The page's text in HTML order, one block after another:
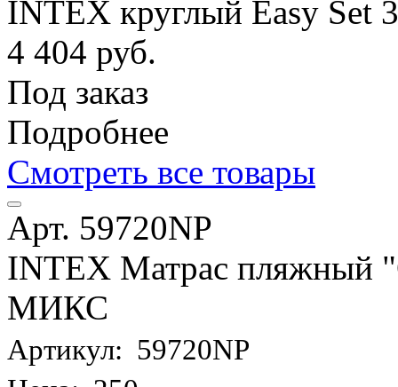
INTEX круглый Easy Set
4 404 руб.
Под заказ
Подробнее
Смотреть все товары
Арт. 59720NP
INTEX Матрас пляжный
МИКС
Артикул: 59720NP